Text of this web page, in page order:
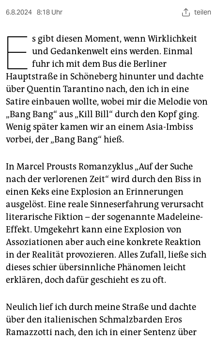
nord
wahrheit
verlag
verlag
veranstaltungen
shop
fragen & hilfe
abo
genossenschaft
epaper login
6.8.2024 8:18 Uhr teilen
E s gibt diesen Moment, wenn Wirklichkeit
und Gedankenwelt eins werden. Einmal
fuhr ich mit dem Bus die Berliner
Hauptstraße in Schöneberg hinunter und dachte
über Quentin Tarantino nach, den ich in eine
Satire einbauen wollte, wobei mir die Melodie von
„Bang Bang“ aus „Kill Bill“ durch den Kopf ging.
Wenig später kamen wir an einem Asia-Imbiss
vorbei, der „Bang Bang“ hieß.
In Marcel Prousts Roman­zyklus „Auf der Suche
nach der verlorenen Zeit“ wird durch den Biss in
einen Keks eine Explosion an Erinnerungen
ausgelöst. Eine reale Sinneserfahrung verursacht
literarische Fiktion – der sogenannte Madeleine-
Effekt. Umgekehrt kann eine Explosion von
Assoziationen aber auch eine konkrete Reaktion
in der Realität provozieren. Alles Zufall, ließe sich
dieses schier übersinnliche Phänomen leicht
erklären, doch dafür geschieht es zu oft.
Neulich lief ich durch meine Straße und dachte
über den italienischen Schmalzbarden Eros
Ramazzotti nach, den ich in einer Sentenz über